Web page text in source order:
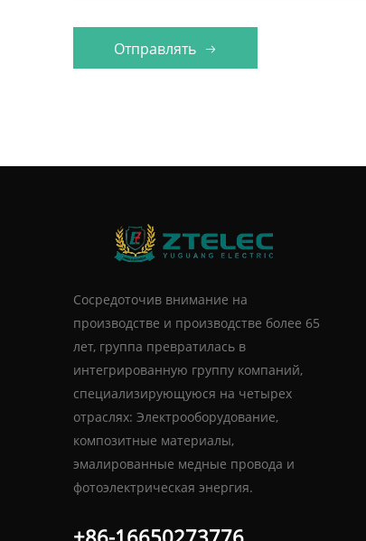
Отправлять
Сосредоточив внимание на
производстве и производстве более 65
лет, группа превратилась в
интегрированную группу компаний,
специализирующуюся на четырех
отраслях: Электрооборудование,
композитные материалы,
эмалированные медные провода и
фотоэлектрическая энергия.